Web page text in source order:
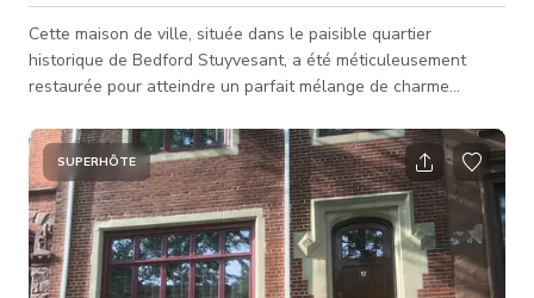
Cette maison de ville, située dans le paisible quartier
historique de Bedford Stuyvesant, a été méticuleusement
restaurée pour atteindre un parfait mélange de charme
restauration incluent un plâtre vénitien, des carreaux de
céramique ornés, des portes coulissantes, une baignoire sur
pieds, un lit français Louis XVI, des bancs en bois faits main,
un évier en ciment construit à la main, et des vignettes
artistiques partout. La
SUPERHÔTE